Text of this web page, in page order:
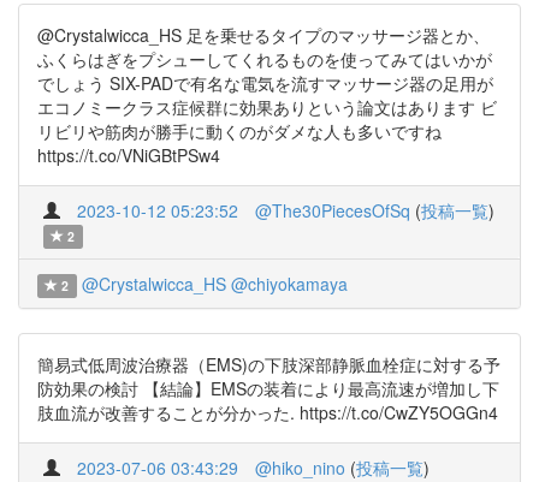
@Crystalwicca_HS 足を乗せるタイプのマッサージ器とか、
ふくらはぎをプシューしてくれるものを使ってみてはいかが
でしょう SIX-PADで有名な電気を流すマッサージ器の足用が
エコノミークラス症候群に効果ありという論文はあります ビ
リビリや筋肉が勝手に動くのがダメな人も多いですね
https://t.co/VNiGBtPSw4
2023-10-12 05:23:52 @The30PiecesOfSq (投稿一覧)
2
2 @Crystalwicca_HS @chiyokamaya
簡易式低周波治療器（EMS)の下肢深部静脈血栓症に対する予
防効果の検討 【結論】EMSの装着により最高流速が増加し下
肢血流が改善することが分かった. https://t.co/CwZY5OGGn4
2023-07-06 03:43:29 @hiko_nino (投稿一覧)